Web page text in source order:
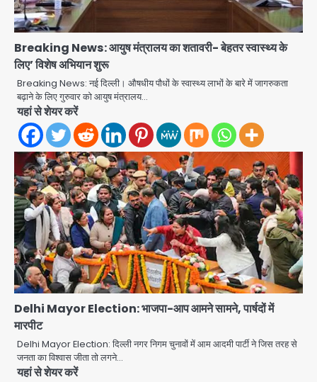
Breaking News: आयुष मंत्रालय का शतावरी- बेहतर स्वास्थ्य के
लिए’ विशेष अभियान शुरू
Breaking News: नई दिल्ली। औषधीय पौधों के स्वास्थ्य लाभों के बारे में जागरुकता
बढ़ाने के लिए गुरुवार को आयुष मंत्रालय…
यहां से शेयर करें
Delhi Mayor Election: भाजपा-आप आमने सामने, पार्षदों में
मारपीट
Delhi Mayor Election: दिल्ली नगर निगम चुनावों में आम आदमी पार्टी ने जिस तरह से
जनता का विश्वास जीता तो लगने…
यहां से शेयर करें
2
Zepto Dhoom: ग्रेटर नोएडा के धूम
मानिकपुर Zepto वेयरहाउस में वेतन कटौती
को लेकर 100 से ज्यादा कर्मचारियों का विरोध
Avinash Kumar
3
Parshvanath Building
वर्षीय किशोर की मौत
Avinash Kumar
4
Air India Phuket Delhi flight:
कैप्टन का डोप टेस्ट पॉजिटिव, 17 घायल;
DGCA जांच जारी
Avinash Kumar
5
Baramati Airport Plane Crash:
रनवे पर ट्रेनी विमान क्रैश, जांच शुरू
Avinash Kumar
1
शाहीन बाग में जलभराव और गड्ढे, सीवर काम से
लोग परेशान
Avinash Kumar